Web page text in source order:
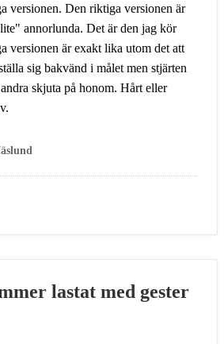
versionen. Den riktiga versionen är
annorlunda. Det är den jag kör
versionen är exakt lika utom det att
sig bakvänd i målet men stjärten
skjuta på honom. Hårt eller
lastat med gester